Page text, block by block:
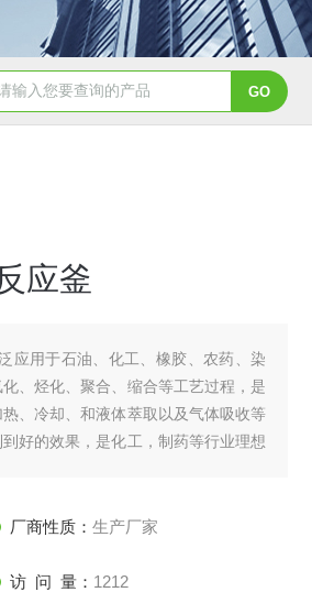
不锈钢磁力密封聚酯反应釜
应釜
应用于石油、化工、橡胶、农药、染
、烃化、聚合、缩合等工艺过程，是
、冷却、和液体萃取以及气体吸收等
好的效果，是化工，制药等行业理想
厂商性质： 生产厂家
访 问 量： 1212